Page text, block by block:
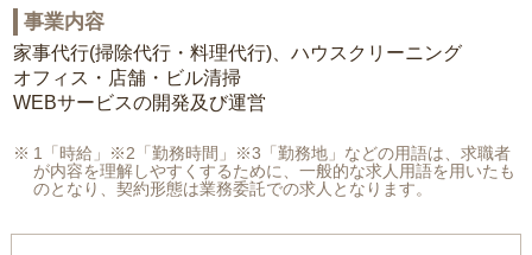
事業内容
家事代行(掃除代行・料理代行)、ハウスクリーニング
オフィス・店舗・ビル清掃
WEBサービスの開発及び運営
1「時給」※2「勤務時間」※3「勤務地」などの用語は、求職者
が内容を理解しやすくするために、一般的な求人用語を用いたも
のとなり、契約形態は業務委託での求人となります。